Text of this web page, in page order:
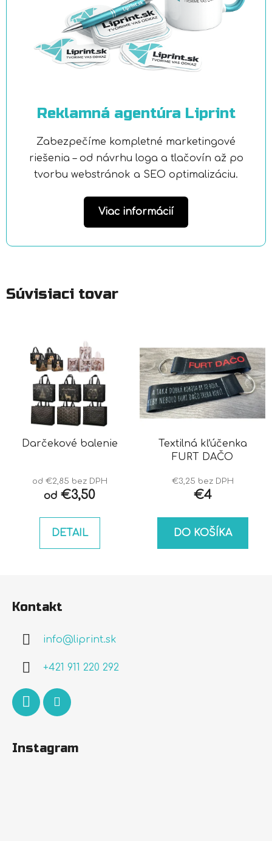
Reklamná agentúra Liprint
Zabezpečíme kompletné marketingové
riešenia – od návrhu loga a tlačovín až po
tvorbu webstránok a SEO optimalizáciu.
Viac informácií
Súvisiaci tovar
Darčekové balenie
od €2,85 bez DPH
od €3,50
DETAIL
Textilná kľúčenka
FURT DAČO
€3,25 bez DPH
€4
DO KOŠÍKA
Kontakt
info@liprint.sk
+421 911 220 292
Instagram